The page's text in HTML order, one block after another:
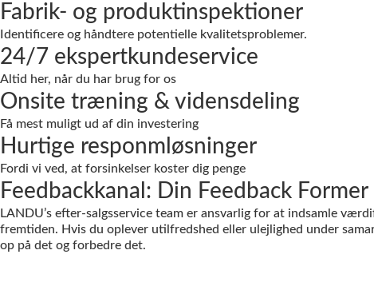
Fabrik- og produktinspektioner
Identificere og håndtere potentielle kvalitetsproblemer.
24/7 ekspertkundeservice
Altid her, når du har brug for os
Onsite træning & vidensdeling
Få mest muligt ud af din investering
Hurtige responmløsninger
Fordi vi ved, at forsinkelser koster dig penge
Feedbackkanal: Din Feedback
LANDU’s efter-salgsservice team er ansvarlig for at indsamle
fremtiden. Hvis du oplever utilfredshed eller ulejlighed under
op på det og forbedre det.